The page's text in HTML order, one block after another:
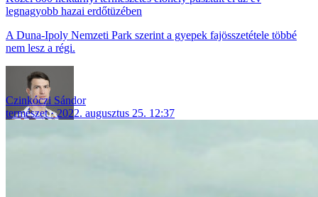
legnagyobb hazai erdőtüzében
A Duna-Ipoly Nemzeti Park szerint a gyepek fajösszetétele többé
nem lesz a régi.
Czinkóczi Sándor
természet
2022. augusztus 25. 12:37